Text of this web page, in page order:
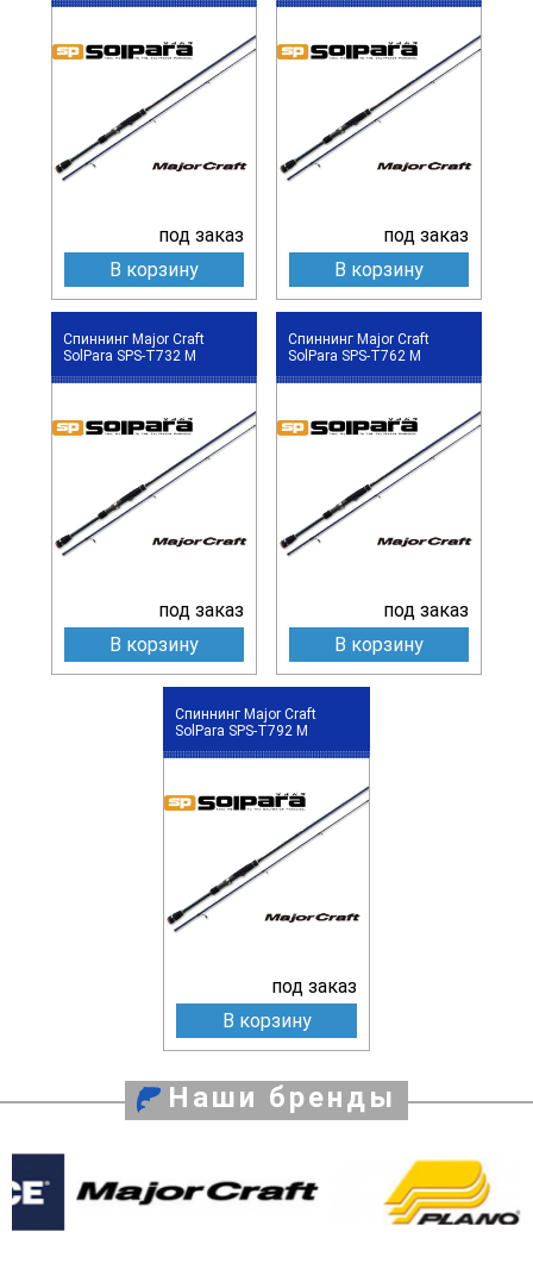
под заказ
В корзину
под заказ
В корзину
Спиннинг Major Craft
SolPara SPS-T732 M
под заказ
В корзину
Спиннинг Major Craft
SolPara SPS-T762 M
под заказ
В корзину
Спиннинг Major Craft
SolPara SPS-T792 M
под заказ
В корзину
Наши бренды